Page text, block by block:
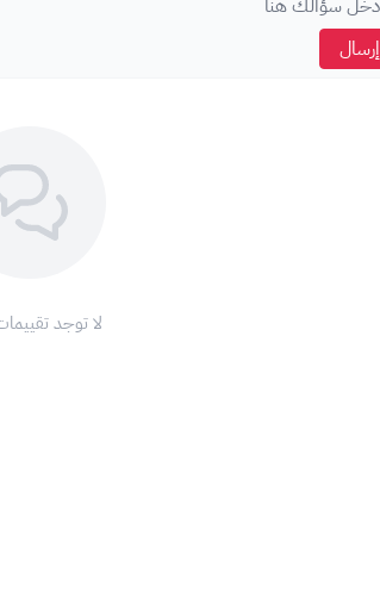
اضغط على "استمرار".
أكّد عملية الشحن.
سجّل الدخول إلى حسابك أو أنشئ حسابًا جديدًا.
إرسال
لا توجد